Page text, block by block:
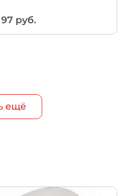
97 руб.
ещё